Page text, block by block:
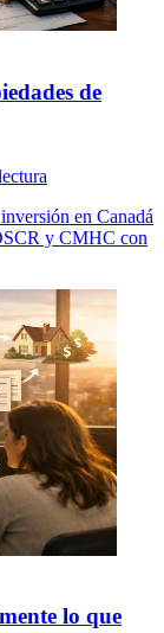
de
en Canadá
y CMHC con
lo que